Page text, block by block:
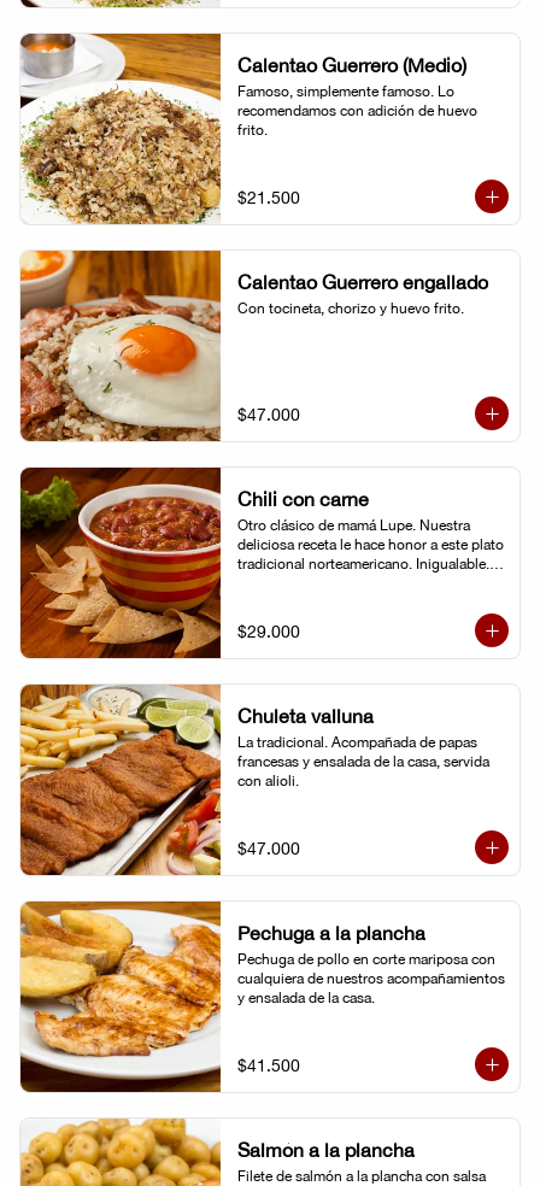
Calentao Guerrero (Medio)
Famoso, simplemente famoso. Lo
recomendamos con adición de huevo
frito.
$21.500
Calentao Guerrero engallado
Con tocineta, chorizo y huevo frito.
$47.000
Chili con carne
Otro clásico de mamá Lupe. Nuestra
deliciosa receta le hace honor a este plato
tradicional norteamericano. Inigualable.
$29.000
Chuleta valluna
La tradicional. Acompañada de papas
francesas y ensalada de la casa, servida
con alioli.
$47.000
Pechuga a la plancha
Pechuga de pollo en corte mariposa con
cualquiera de nuestros acompañamientos
y ensalada de la casa.
$41.500
Salmón a la plancha
Filete de salmón a la plancha con salsa